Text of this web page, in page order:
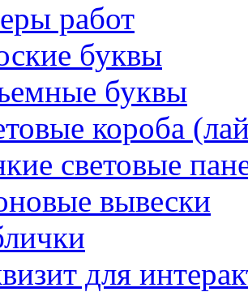
работ
буквы
буквы
короба
световые
вывески
для